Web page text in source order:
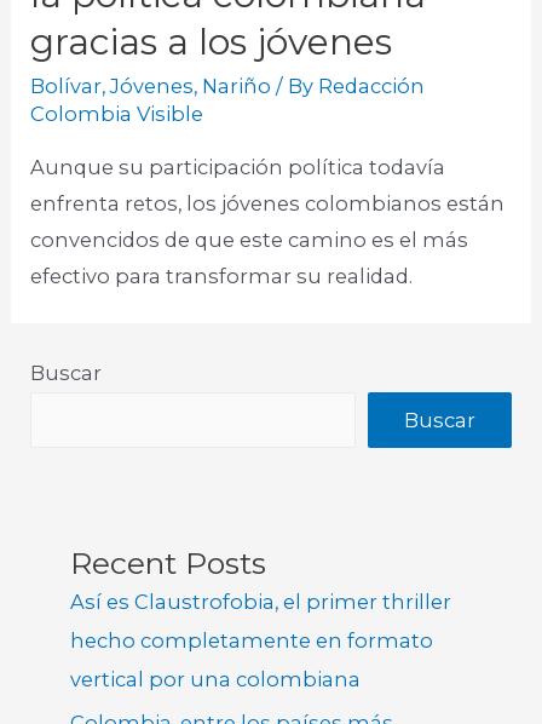
gracias a los jóvenes
Bolívar,Jóvenes, Nariño / By Redacción
Colombia Visible
Aunque su participación política todavía
enfrenta retos, los jóvenes colombianos están
convencidos de que este camino es el más
efectivo para transformar su realidad.
Buscar
Buscar
Recent Posts
Así es Claustrofobia, el primer thriller
hecho completamente en formato
vertical por una colombiana